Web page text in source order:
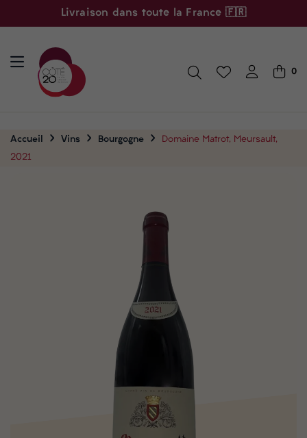
Livraison dans toute la France 🇫🇷
0
Accueil Vins Bourgogne
Domaine Matrot, Meursault,
2021